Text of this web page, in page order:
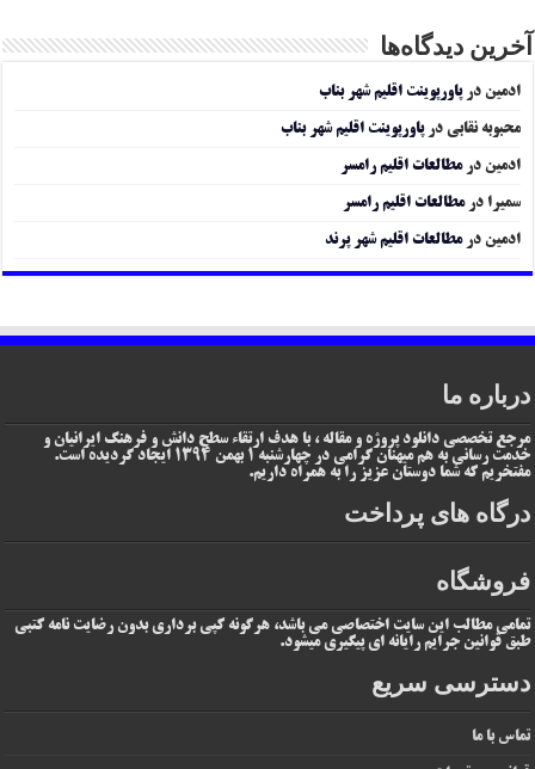
آخرین دیدگاه‌ها
ادمین درپاورپوینت اقلیم شهر بناب
محبوبه نقابی درپاورپوینت اقلیم شهر بناب
ادمین درمطالعات اقلیم رامسر
سمیرا درمطالعات اقلیم رامسر
ادمین درمطالعات اقلیم شهر پرند
درباره ما
مرجع تخصصی دانلود پروژه و مقاله ، با هدف ارتقاء سطح دانش و فرهنگ ایرانیان و
خدمت رسانی به هم میهنان گرامی در چهارشنبه 1 بهمن 1394 ایجاد گردیده است.
مفتخریم که شما دوستان عزیز را به همراه داریم.
درگاه های پرداخت
فروشگاه
تمامی مطالب این سایت اختصاصی می باشد، هرگونه کپی برداری بدون رضایت نامه کتبی
طبق قوانین جرایم رایانه ای پیگیری میشود.
دسترسی سریع
تماس با ما